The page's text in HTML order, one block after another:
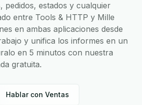
pedidos, estados y cualquier
entre Tools & HTTP y Mille
en ambas aplicaciones desde
y unifica los informes en un
en 5 minutos con nuestra
gratuita.
Hablar con Ventas